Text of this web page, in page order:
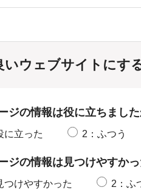
いウェブサイトにす
ジの情報は役に立ちました
に立った 2：ふつう
ジの情報は見つけやすか
つけやすかった 2：ふ